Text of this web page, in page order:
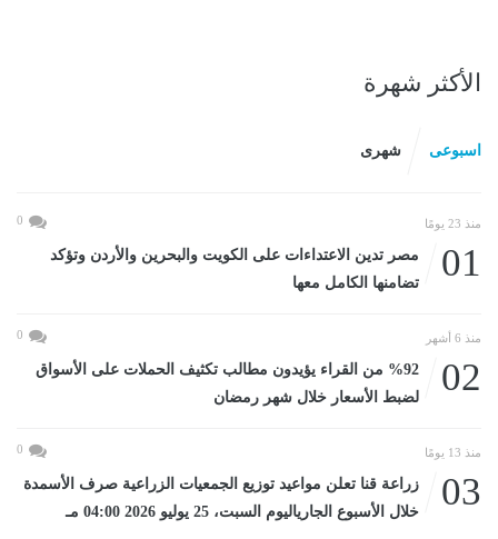
الأكثر شهرة
اسبوعى شهرى
منذ 23 يومًا 0
01
مصر تدين الاعتداءات على الكويت والبحرين والأردن وتؤكد
تضامنها الكامل معها
منذ 6 أشهر 0
02
%92 من القراء يؤيدون مطالب تكثيف الحملات على الأسواق
لضبط الأسعار خلال شهر رمضان
منذ 13 يومًا 0
03
زراعة قنا تعلن مواعيد توزيع الجمعيات الزراعية صرف الأسمدة
خلال الأسبوع الجارياليوم السبت، 25 يوليو 2026 04:00 مـ